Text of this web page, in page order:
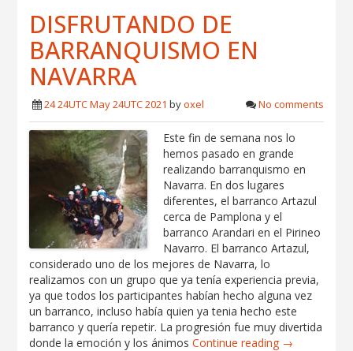
DISFRUTANDO DE
BARRANQUISMO EN
NAVARRA
24 24UTC May 24UTC 2021 byoxel No comments
Este fin de semana nos lo
hemos pasado en grande
realizando barranquismo en
Navarra. En dos lugares
diferentes, el barranco Artazul
cerca de Pamplona y el
barranco Arandari en el Pirineo
Navarro. El barranco Artazul,
considerado uno de los mejores de Navarra, lo
realizamos con un grupo que ya tenía experiencia previa,
ya que todos los participantes habían hecho alguna vez
un barranco, incluso había quien ya tenia hecho este
barranco y quería repetir. La progresión fue muy divertida
donde la emoción y los ánimosContinue reading →